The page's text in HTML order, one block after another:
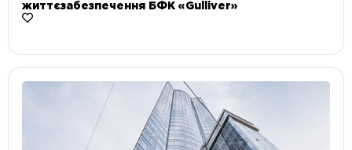
життєзабезпечення БФК «Gulliver»